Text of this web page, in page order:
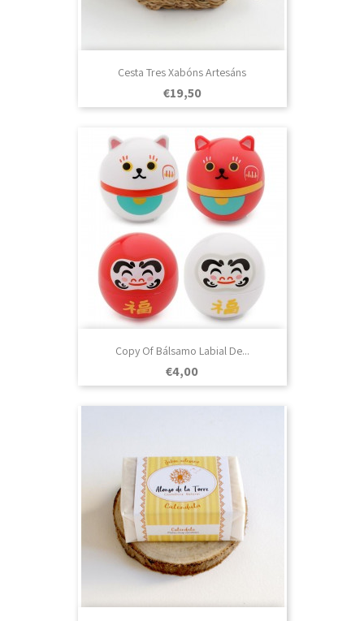
Cesta Tres Xabóns Artesáns
Prezo
€19,50
Copy Of Bálsamo Labial De...
Prezo
€4,00